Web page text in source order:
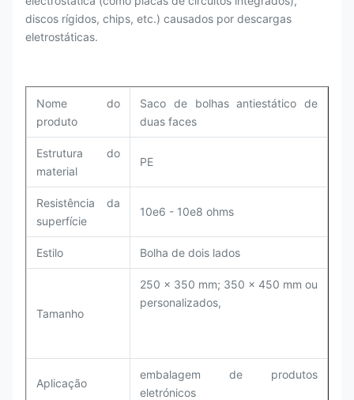
discos rígidos, chips, etc.) causados por descargas
eletrostáticas.
Nome do
produto
Saco de bolhas antiestático de
duas faces
Estrutura do
material
PE
Resistência da
superfície
10e6 - 10e8 ohms
Estilo Bolha de dois lados
Tamanho
250 x 350 mm; 350 x 450 mm ou
personalizados,
Aplicação
embalagem de produtos
eletrónicos